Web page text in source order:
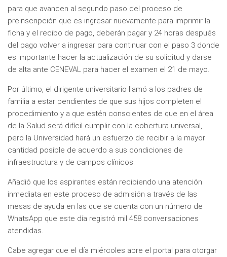
para que avancen al segundo paso del proceso de
preinscripción que es ingresar nuevamente para imprimir la
ficha y el recibo de pago, deberán pagar y 24 horas después
del pago volver a ingresar para continuar con el paso 3 donde
es importante hacer la actualización de su solicitud y darse
de alta ante CENEVAL para hacer el examen el 21 de mayo.
Por último, el dirigente universitario llamó a los padres de
familia a estar pendientes de que sus hijos completen el
procedimiento y a que estén conscientes de que en el área
de la Salud será difícil cumplir con la cobertura universal,
pero la Universidad hará un esfuerzo de recibir a la mayor
cantidad posible de acuerdo a sus condiciones de
infraestructura y de campos clínicos.
Añadió que los aspirantes están recibiendo una atención
inmediata en este proceso de admisión a través de las
mesas de ayuda en las que se cuenta con un número de
WhatsApp que este día registró mil 458 conversaciones
atendidas.
Cabe agregar que el día miércoles abre el portal para otorgar